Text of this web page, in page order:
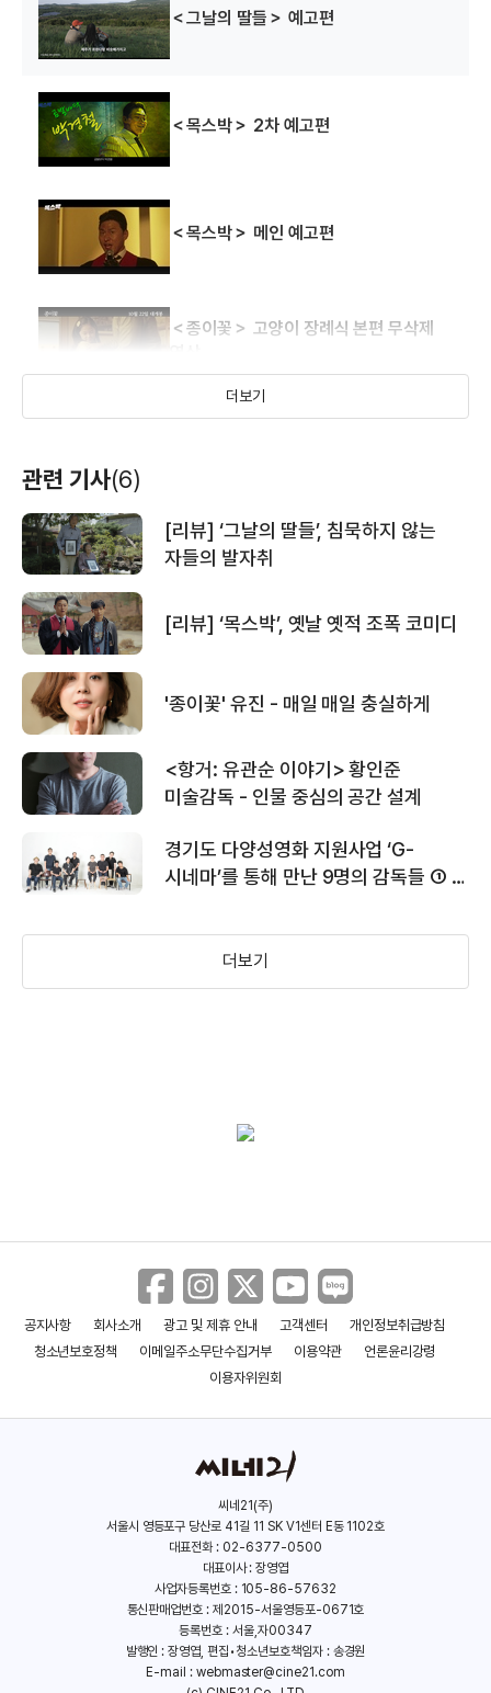
＜그날의 딸들＞ 예고편
＜목스박＞ 2차 예고편
＜목스박＞ 메인 예고편
＜종이꽃＞ 고양이 장례식 본편 무삭제
＜종이꽃＞ 메인 예고편
＜어멍＞ 메인 예고편
더보기
관련 기사(6)
[리뷰] ‘그날의 딸들’, 침묵하지 않는
자들의 발자취
[리뷰] ‘목스박’, 옛날 옛적 조폭 코미디
'종이꽃' 유진 - 매일 매일 충실하게
<항거: 유관순 이야기> 황인준
미술감독 - 인물 중심의 공간 설계
경기도 다양성영화 지원사업 ‘G-
시네마’를 통해 만난 9명의 감독들 ① ~
더보기
공지사항 회사소개 광고 및 제휴 안내 고객센터
개인정보취급방침
청소년보호정책
이메일주소무단수집거부 이용약관
언론윤리강령
이용자위원회
씨네21(주)
서울시 영등포구 당산로 41길 11 SK V1센터 E동 1102호
대표전화 : 02-6377-0500
대표이사 : 장영엽
사업자등록번호 : 105-86-57632
통신판매업번호 : 제2015-서울영등포-0671호
등록번호 : 서울,자00347
발행인 : 장영엽, 편집•청소년보호책임자 : 송경원
E-mail : webmaster@cine21.com